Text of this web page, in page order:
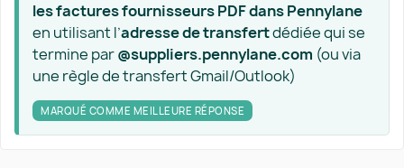
les factures fournisseurs PDF dans Pennylane
en utilisant l’adresse de transfertdédiée qui se
termine par@suppliers.pennylane.com (ou via
une règle de transfert Gmail/Outlook)
MARQUÉ COMME MEILLEURE RÉPONSE